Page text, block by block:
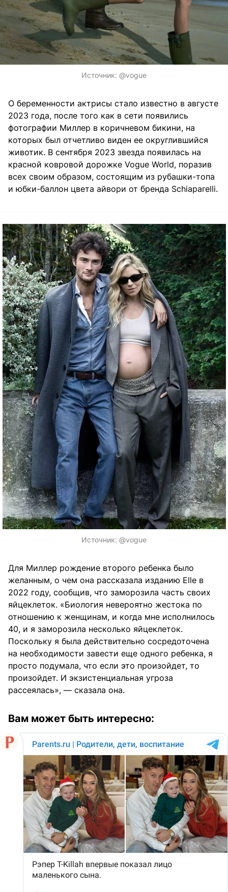
Источник: @vogue
О беременности актрисы стало известно в августе
2023 года, после того как в сети появились
фотографии Миллер в коричневом бикини, на
которых был отчетливо виден ее округлившийся
животик. В сентября 2023 звезда появилась на
красной ковровой дорожке Vogue World, поразив
всех своим образом, состоящим из рубашки-топа
и юбки-баллон цвета айвори от бренда Schiaparelli.
Источник: @vogue
Для Миллер рождение второго ребенка было
желанным, о чем она рассказала изданию Elle в
2022 году, сообщив, что заморозила часть своих
яйцеклеток. «Биология невероятно жестока по
отношению к женщинам, и когда мне исполнилось
40, и я заморозила несколько яйцеклеток.
Поскольку я была действительно сосредоточена
на необходимости завести еще одного ребенка, я
просто подумала, что если это произойдет, то
произойдет. И экзистенциальная угроза
рассеялась», — сказала она.
Вам может быть интересно: